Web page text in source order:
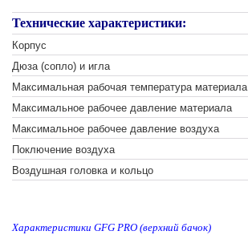
Технические характеристики:
Корпус
Дюза (сопло) и игла
Максимальная рабочая температура материала
Максимальное рабочее давление материала
Максимальное рабочее давление воздуха
Поключение воздуха
Воздушная головка и кольцо
Характеристики GFG PRO (верхний бачок)